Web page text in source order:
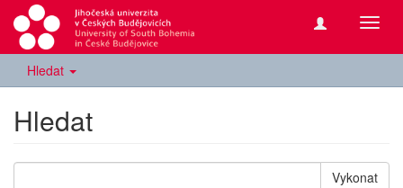
Hledat
Hledat
Vykonat